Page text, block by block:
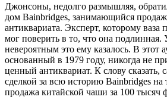
Джонсоны, недолго размышляя,
дом Bainbridges, занимающийся
антиквариата. Эксперт, которому ваза
мог поверить в то, что она
невероятным это ему казалось. В этот
основанный в 1979 году, никогда не
ценный антиквариат. К слову сказать,
сделкой за всю историю Bainbridges на
продажа китайской чаши за 100 тысяч